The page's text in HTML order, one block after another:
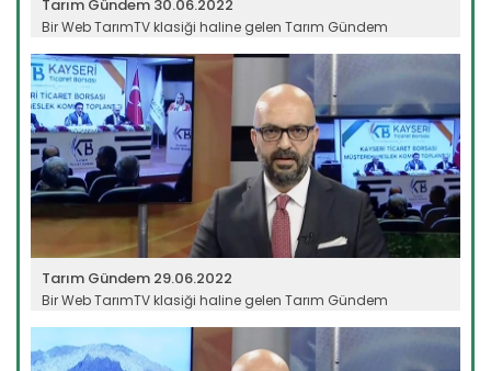
Tarım Gündem 30.06.2022
Bir Web TarımTV klasiği haline gelen Tarım Gündem
Devamını Oku ->
Tarım Gündem 29.06.2022
Bir Web TarımTV klasiği haline gelen Tarım Gündem
Devamını Oku ->